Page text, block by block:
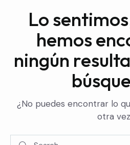
Lo
hemos
ningún
¿No puedes encontrar lo
otra